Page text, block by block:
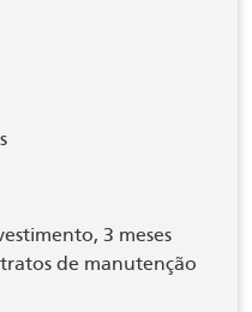
3 meses
de manutenção